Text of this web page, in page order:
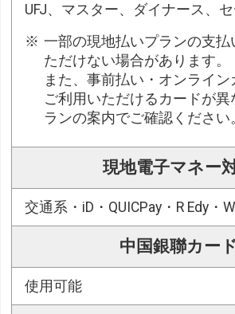
UFJ、マスター、ダイナース、
一部の現地払いプランの支払
ただけない場合があります。
また、事前払い・オンライ
ご利用いただけるカードが
ランの案内でご確認ください
現地電子マネー
交通系・iD・QUICPay・R Edy・
中国銀聯カード
使用可能